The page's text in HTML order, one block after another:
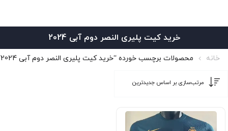
خرید کیت پلیری النصر دوم آبی 2024
خانه محصولات برچسب خورده “خرید کیت پلیری النصر دوم آبی 2024”